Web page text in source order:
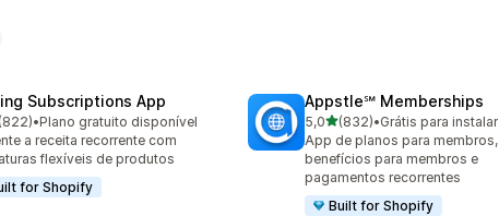
Subscriptions App
5 estrelas
ao todo
•Plano gratuito disponível
a receita recorrente com
flexíveis de produtos
for Shopify
Appstle℠ Memberships
5,0de 5 estrelas
(832)
832 avaliações ao todo
•Grátis para instalar
App de planos para membros,
benefícios para membros e
pagamentos recorrentes
Built for Shopify